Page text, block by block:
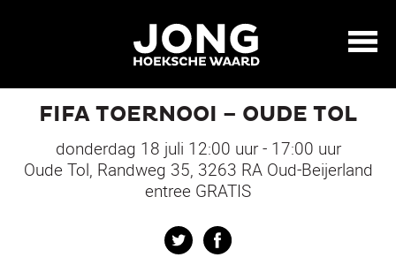
FIFA TOERNOOI – OUDE TOL
donderdag 18 juli 12:00 uur - 17:00 uur
Oude Tol, Randweg 35, 3263 RA Oud-Beijerland
entree GRATIS
Twitter